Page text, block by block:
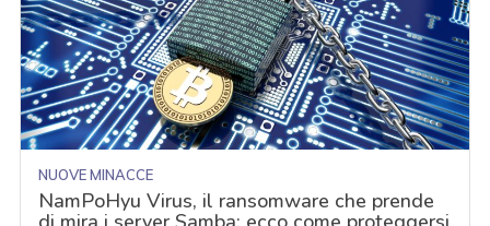
NUOVE MINACCE
NamPoHyu Virus, il ransomware che prende